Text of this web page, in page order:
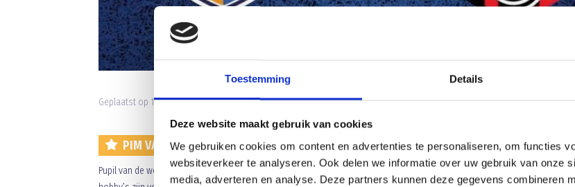
Toestemming Details
Deze website maakt gebruik van cookies
We gebruiken cookies om content en advertenties te personaliseren, om functies
websiteverkeer te analyseren. Ook delen we informatie over uw gebruik van onze
media, adverteren en analyse. Deze partners kunnen deze gegevens combineren
Geplaatst op 18 februari 2019 • 10:45 •Nieuws•Clubnieuws
PIM VAN ELDONK PUPIL VAN DE WEEK
Pupil van de week bij de wedstrijd: Blauw Geel 1 – OJC Rosmalen 1. Mijn naam is Pim van Eldonk en ik zit in groep 7 op